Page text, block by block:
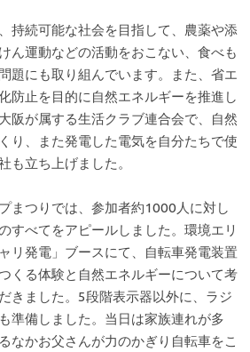
持続可能な社会を目指して、農薬や添
ん運動などの活動をおこない、食べも
題にも取り組んでいます。また、省エ
防止を目的に自然エネルギーを推進し
阪が属する生活クラブ連合会で、自然
り、また発電した電気を自分たちで使
も立ち上げました。
まつりでは、参加者約1000人に対し
すべてをアピールしました。環境エリ
リ発電」ブースにて、自転車発電装置
くる体験と自然エネルギーについて考
きました。5段階表示器以外に、ラジ
準備しました。当日は家族連れが多
なかお父さんが力のかぎり自転車をこ